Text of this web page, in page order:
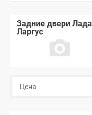
Задние двери Лада
Ларгус